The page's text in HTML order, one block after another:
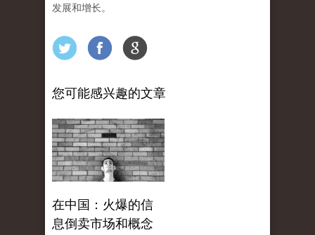
发展和增长。
您可能感兴趣的文章
在中国：火爆的信
息倒卖市场和概念